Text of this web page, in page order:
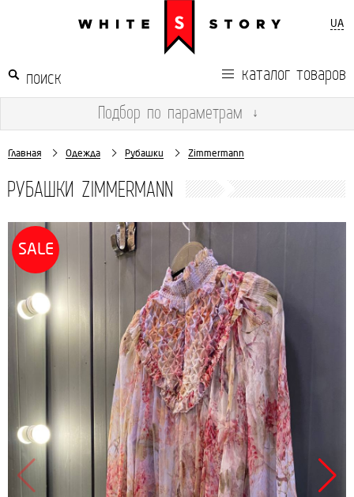
UA
каталог товаров
Подбор по параметрам ↓
Главная Одежда Рубашки Zimmermann
РУБАШКИ ZIMMERMANN
SALE